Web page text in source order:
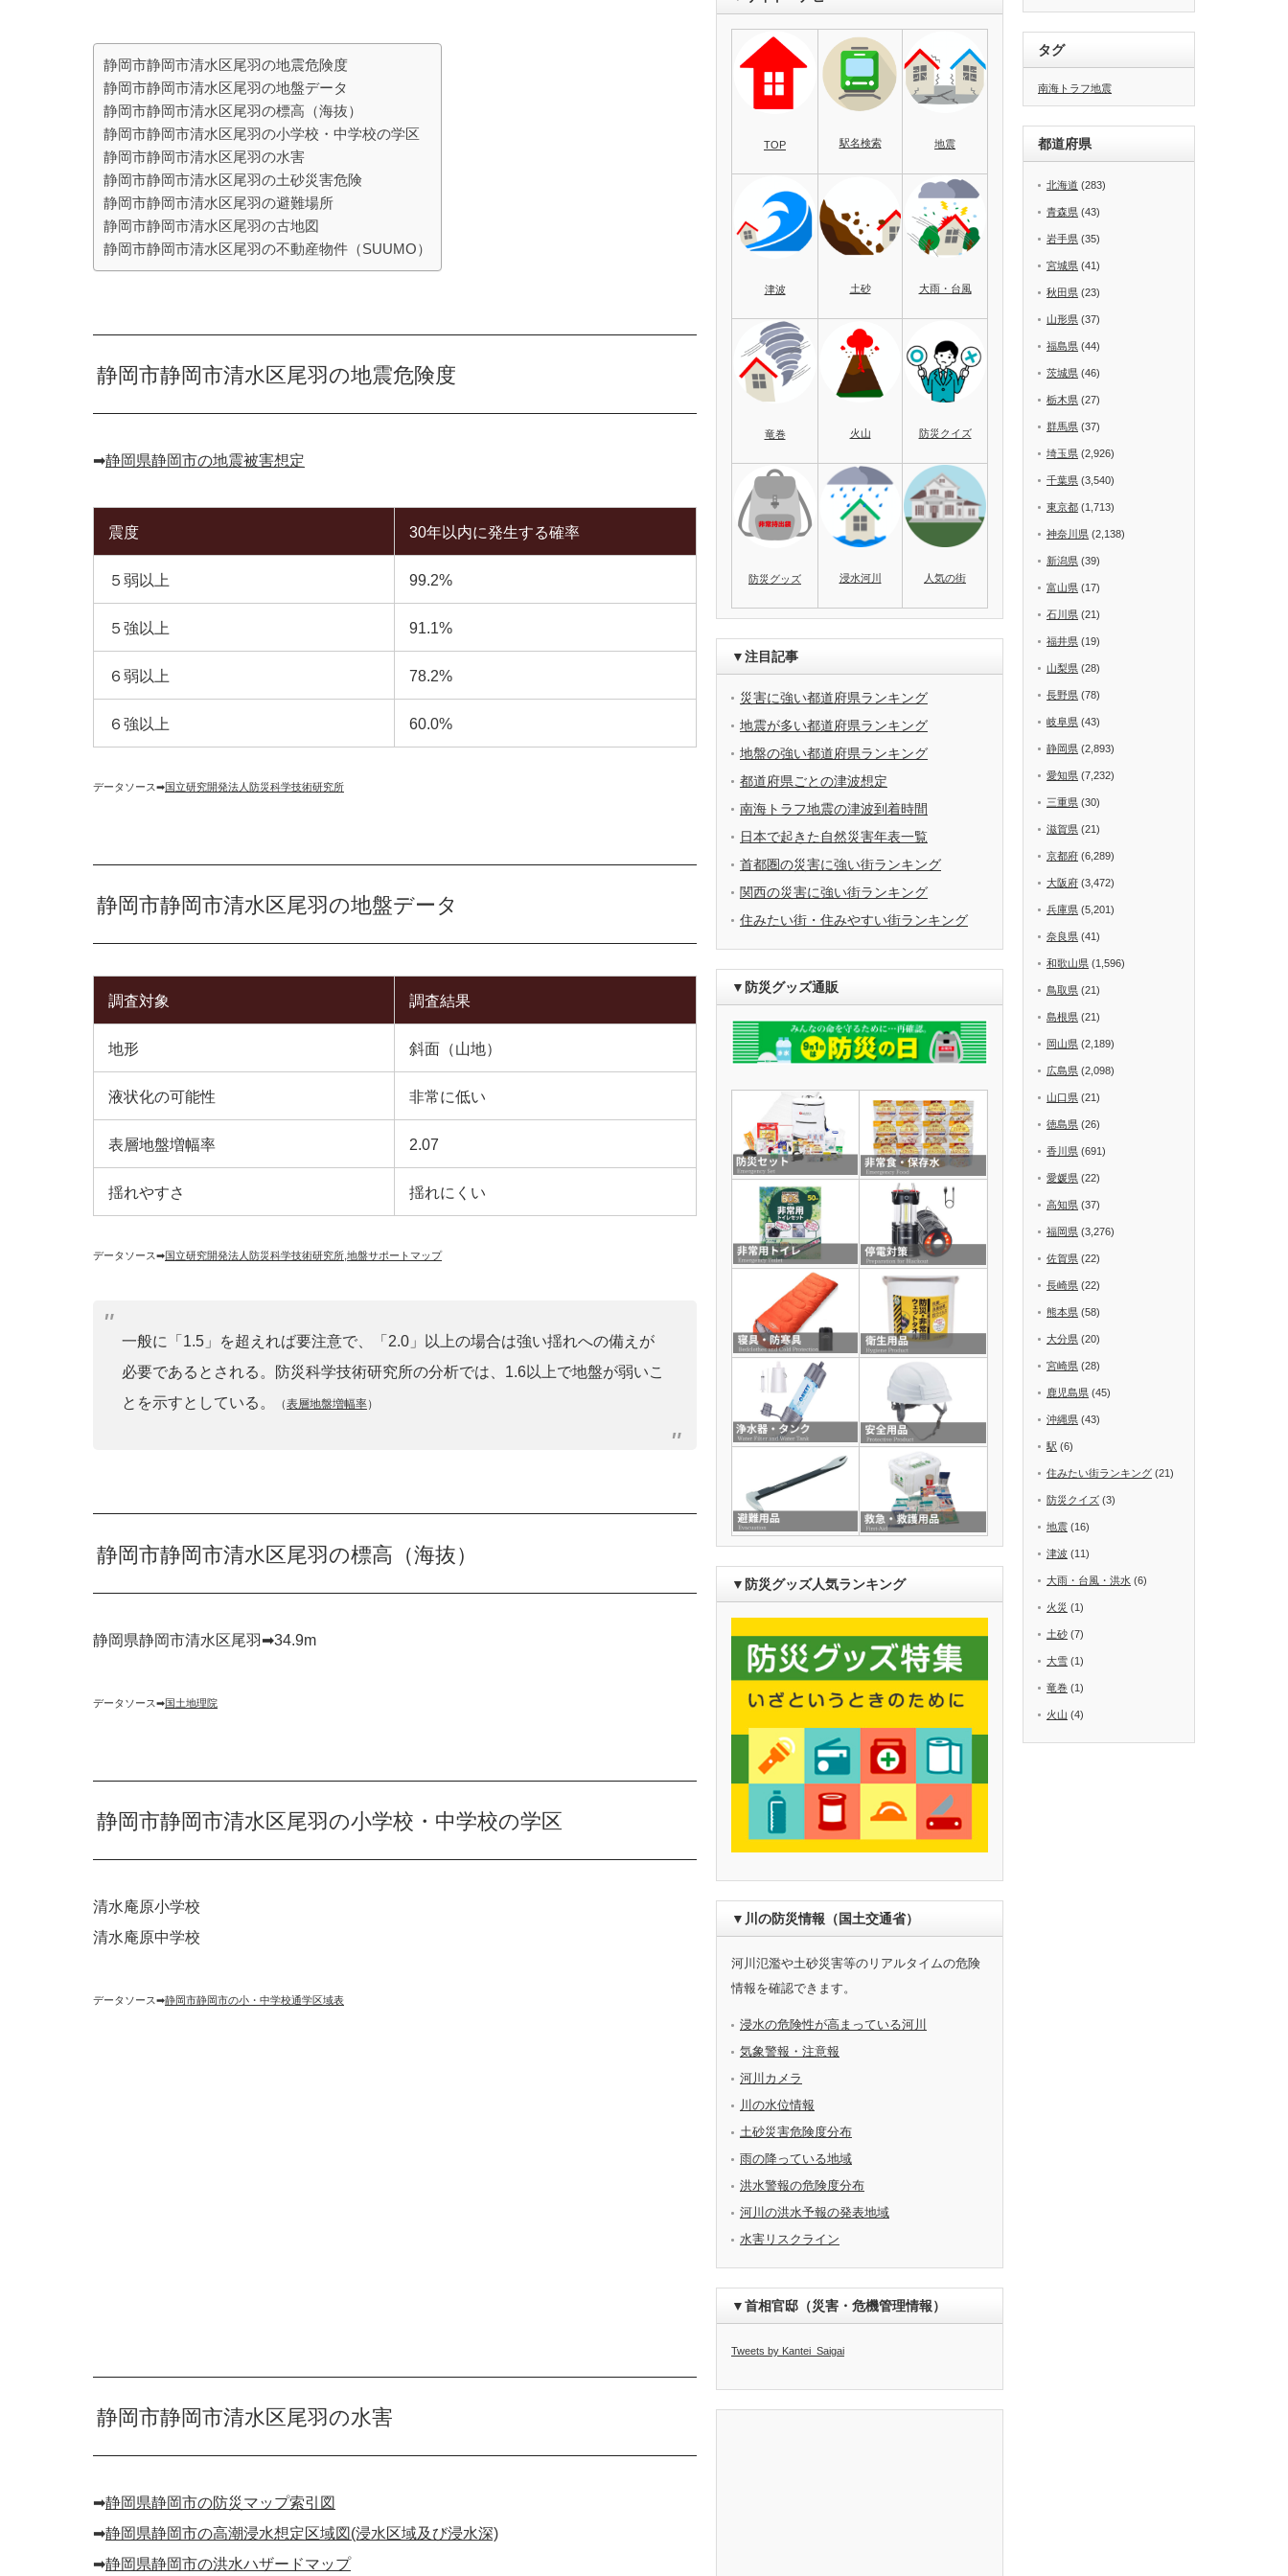
静岡市静岡市清水区尾羽の地震危険度
静岡市静岡市清水区尾羽の地盤データ
静岡市静岡市清水区尾羽の標高（海抜）
静岡市静岡市清水区尾羽の小学校・中学校の学区
静岡市静岡市清水区尾羽の水害
静岡市静岡市清水区尾羽の土砂災害危険
静岡市静岡市清水区尾羽の避難場所
静岡市静岡市清水区尾羽の古地図
静岡市静岡市清水区尾羽の不動産物件（SUUMO）
静岡市静岡市清水区尾羽の地震危険度
➡︎静岡県静岡市の地震被害想定
震度 30年以内に発生する確率
５弱以上 99.2%
５強以上 91.1%
６弱以上 78.2%
６強以上 60.0%
データソース➡︎国立研究開発法人防災科学技術研究所
静岡市静岡市清水区尾羽の地盤データ
調査対象 調査結果
地形 斜面（山地）
液状化の可能性 非常に低い
表層地盤増幅率 2.07
揺れやすさ 揺れにくい
データソース➡︎国立研究開発法人防災科学技術研究所 地盤サポートマップ
一般に「1.5」を超えれば要注意で、「2.0」以上の場合は強い揺れへの備えが
必要であるとされる。防災科学技術研究所の分析では、1.6以上で地盤が弱いこ
とを示すとしている。
（表層地盤増幅率）
静岡市静岡市清水区尾羽の標高（海抜）
静岡県静岡市清水区尾羽➡︎34.9m
データソース➡︎国土地理院
静岡市静岡市清水区尾羽の小学校・中学校の学区
清水庵原小学校
清水庵原中学校
データソース➡︎静岡市静岡市の小・中学校通学区域表
静岡市静岡市清水区尾羽の水害
➡︎静岡県静岡市の防災マップ索引図
➡︎静岡県静岡市の高潮浸水想定区域図(浸水区域及び浸水深)
➡︎静岡県静岡市の洪水ハザードマップ
TOP 駅名検索 地震
津波 土砂 大雨・台風
竜巻 火山 防災クイズ
防災グッズ 浸水河川 人気の街
▼注目記事
災害に強い都道府県ランキング
地震が多い都道府県ランキング
地盤の強い都道府県ランキング
都道府県ごとの津波想定
南海トラフ地震の津波到着時間
日本で起きた自然災害年表一覧
首都圏の災害に強い街ランキング
関西の災害に強い街ランキング
住みたい街・住みやすい街ランキング
▼防災グッズ通販
▼防災グッズ人気ランキング
▼川の防災情報（国土交通省）
河川氾濫や土砂災害等のリアルタイムの危険
情報を確認できます。
浸水の危険性が高まっている河川
気象警報・注意報
河川カメラ
川の水位情報
土砂災害危険度分布
雨の降っている地域
洪水警報の危険度分布
河川の洪水予報の発表地域
水害リスクライン
▼首相官邸（災害・危機管理情報）
Tweets by Kantei_Saigai
タグ
南海トラフ地震
都道府県
北海道 (283)
青森県 (43)
岩手県 (35)
宮城県 (41)
秋田県 (23)
山形県 (37)
福島県 (44)
茨城県 (46)
栃木県 (27)
群馬県 (37)
埼玉県 (2,926)
千葉県 (3,540)
東京都 (1,713)
神奈川県 (2,138)
新潟県 (39)
富山県 (17)
石川県 (21)
福井県 (19)
山梨県 (28)
長野県 (78)
岐阜県 (43)
静岡県 (2,893)
愛知県 (7,232)
三重県 (30)
滋賀県 (21)
京都府 (6,289)
大阪府 (3,472)
兵庫県 (5,201)
奈良県 (41)
和歌山県 (1,596)
鳥取県 (21)
島根県 (21)
岡山県 (2,189)
広島県 (2,098)
山口県 (21)
徳島県 (26)
香川県 (691)
愛媛県 (22)
高知県 (37)
福岡県 (3,276)
佐賀県 (22)
長崎県 (22)
熊本県 (58)
大分県 (20)
宮崎県 (28)
鹿児島県 (45)
沖縄県 (43)
駅 (6)
住みたい街ランキング (21)
防災クイズ (3)
地震 (16)
津波 (11)
大雨・台風・洪水 (6)
火災 (1)
土砂 (7)
大雪 (1)
竜巻 (1)
火山 (4)